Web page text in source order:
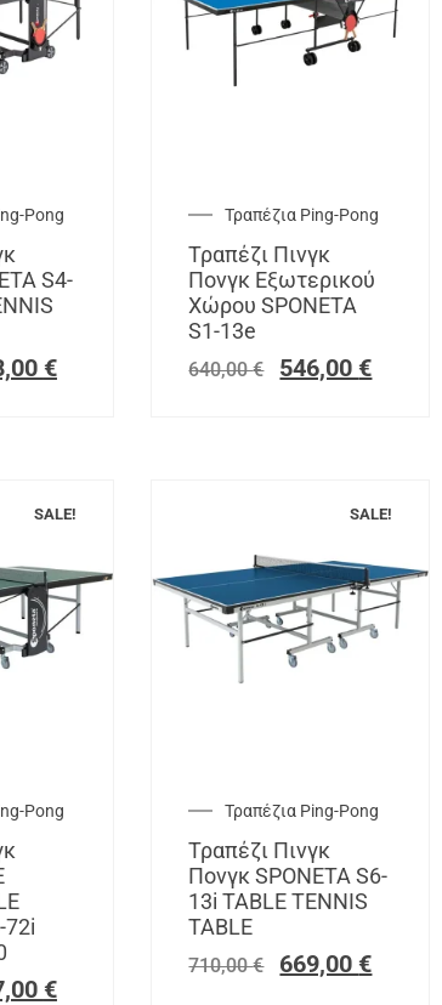
Pong
S4-
€
Τραπέζια Ping-Pong
Τραπέζι Πινγκ
Πονγκ Εξωτερικού
Χώρου SPONETA
S1-13e
640,00€ 546,00€
SALE!
Pong
72i
€
SALE!
Τραπέζια Ping-Pong
Τραπέζι Πινγκ
Πονγκ SPONETA S6-
13i TABLE TENNIS
TABLE
710,00€ 669,00€